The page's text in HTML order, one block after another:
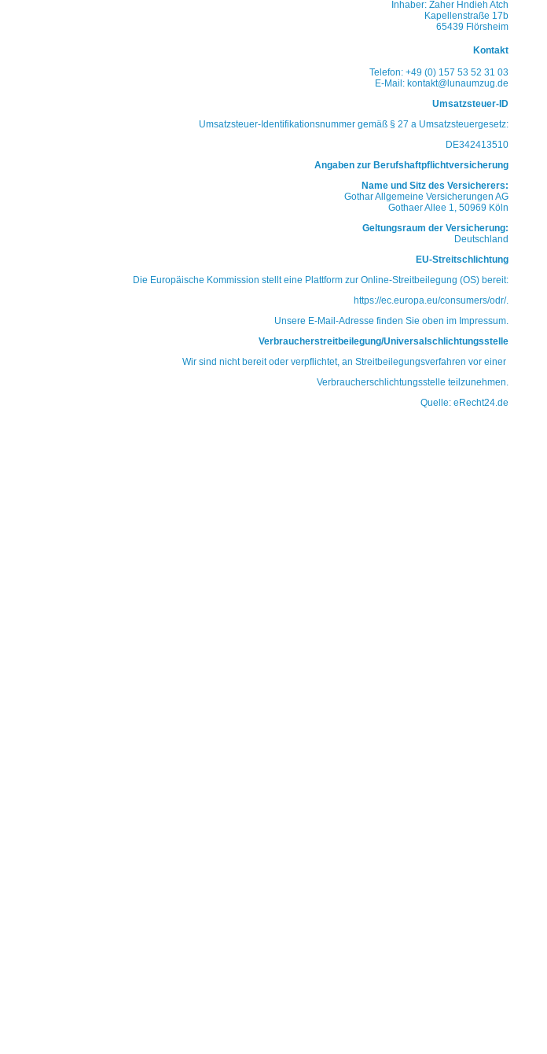
Inhaber: Zaher Hndieh Atch
Kapellenstraße 17b
65439 Flörsheim
Kontakt
Telefon: +49 (0) 157 53 52 31 03
E-Mail: kontakt@lunaumzug.de
Umsatzsteuer-ID
Umsatzsteuer-Identifikationsnummer gemäß § 27 a Umsatzsteuergesetz:
DE342413510
Angaben zur Berufshaftpflichtversicherung
Name und Sitz des Versicherers:
Gothar Allgemeine Versicherungen AG
Gothaer Allee 1, 50969 Köln
Geltungsraum der Versicherung:
Deutschland
EU-Streitschlichtung
Die Europäische Kommission stellt eine Plattform zur Online-Streitbeilegung (OS) bereit:
https://ec.europa.eu/consumers/odr/.
Unsere E-Mail-Adresse finden Sie oben im Impressum.
Verbraucherstreitbeilegung/Universalschlichtungsstelle
Wir sind nicht bereit oder verpflichtet, an Streitbeilegungsverfahren vor einer
Verbraucherschlichtungsstelle teilzunehmen.
Quelle: eRecht24.de